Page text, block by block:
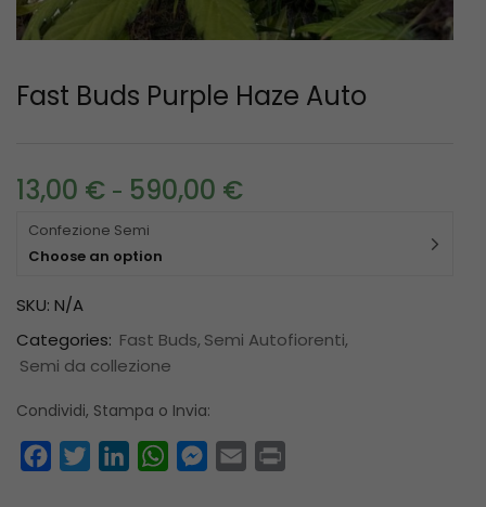
Fast Buds Purple Haze Auto
13,00 € - 590,00 €
Confezione Semi
Choose an option
SKU: N/A
Categories: Fast Buds Semi Autofiorenti
Semi da collezione
Condividi, Stampa o Invia:
FacebookTwitterLinkedInWhatsAppMessenger
Email